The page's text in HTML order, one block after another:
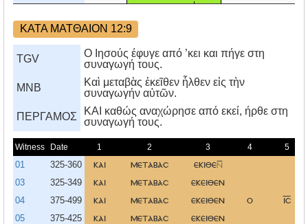
ΚΑΤΑ ΜΑΤΘΑΙΟΝ 12:9
TGV
Ο Ιησούς έφυγε από ’κει και πήγε στη
συναγωγή τους.
MNB
Καὶ μεταβὰς ἐκεῖθεν ἦλθεν εἰς τὴν
συναγωγήν αὐτῶν.
ΠΕΡΓΑΜΟΣ
KAI καθώς αναχώρησε από εκεί, ήρθε στη
συναγωγή τους.
Witness Date 1 2 3 4 5
01 325-360 και μεταβασ εκιθε
03 325-349 και μεταβασ εκειθεν
04 375-499 και μεταβασ εκειθεν ο ισ
05 375-425 και μεταβασ εκειθεν